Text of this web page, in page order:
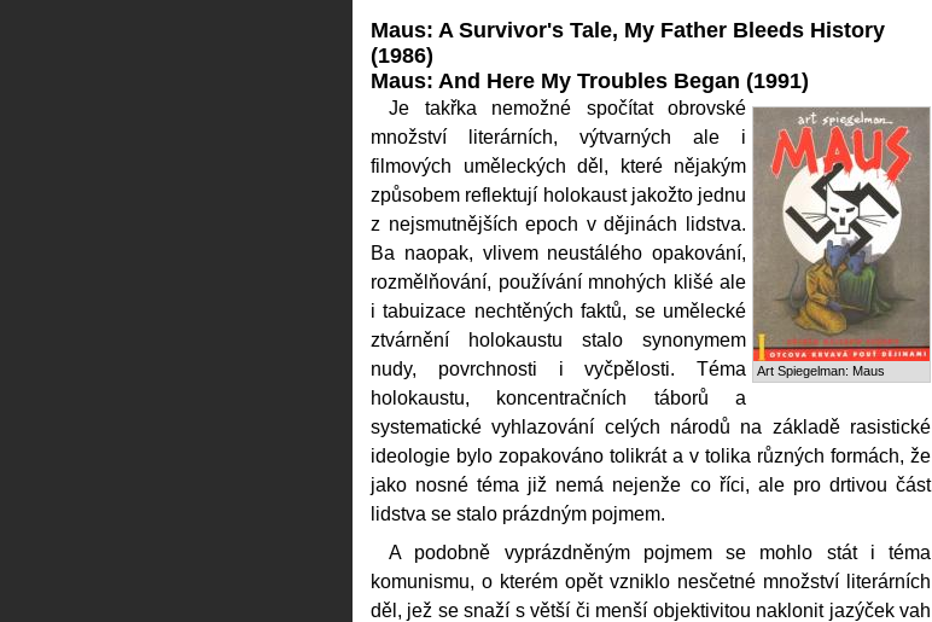
Maus: A Survivor's Tale, My Father Bleeds History
(1986)
Maus: And Here My Troubles Began (1991)
Art Spiegelman: Maus
Je takřka nemožné spočítat obrovské
množství literárních, výtvarných ale i
filmových uměleckých děl, které nějakým
způsobem reflektují holokaust jakožto jednu
z nejsmutnějších epoch v dějinách lidstva.
Ba naopak, vlivem neustálého opakování,
rozmělňování, používání mnohých klišé ale
i tabuizace nechtěných faktů, se umělecké
ztvárnění holokaustu stalo synonymem
nudy, povrchnosti i vyčpělosti. Téma
holokaustu, koncentračních táborů a
systematické vyhlazování celých národů na základě rasistické
ideologie bylo zopakováno tolikrát a v tolika různých formách, že
jako nosné téma již nemá nejenže co říci, ale pro drtivou část
lidstva se stalo prázdným pojmem.
A podobně vyprázdněným pojmem se mohlo stát i téma
komunismu, o kterém opět vzniklo nesčetné množství literárních
děl, jež se snaží s větší či menší objektivitou naklonit jazýček vah